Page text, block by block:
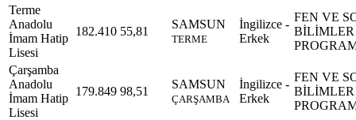
Terme
Anadolu
İmam Hatip
Lisesi
182.410 55,81
SAMSUN
TERME
İngilizce -
Erkek
FEN VE
BİLİMLER
Çarşamba
Anadolu
İmam Hatip
Lisesi
179.849 98,51
SAMSUN
ÇARŞAMBA
İngilizce -
Erkek
FEN VE
BİLİMLER